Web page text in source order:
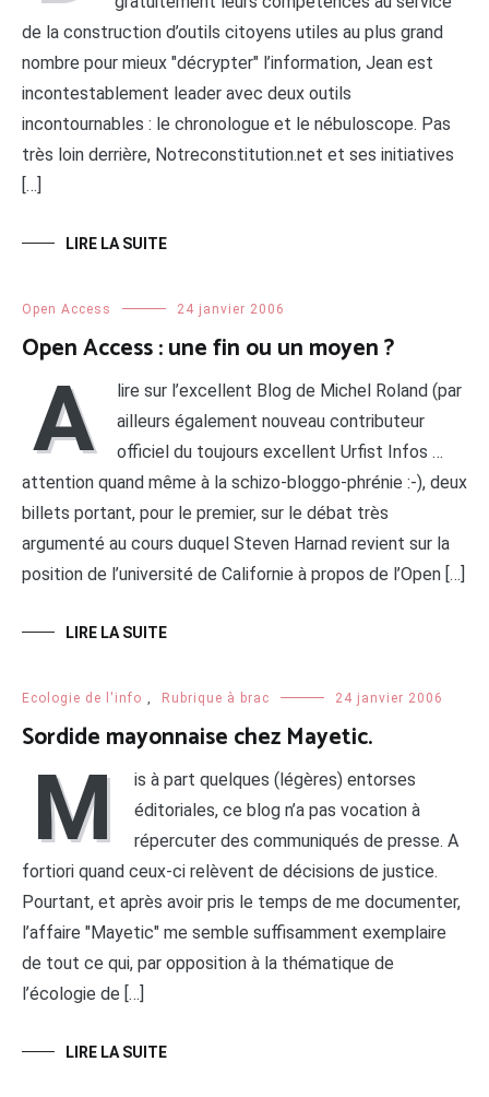
de la construction d’outils citoyens utiles au plus grand
nombre pour mieux "décrypter" l’information, Jean est
incontestablement leader avec deux outils
incontournables : le chronologue et le nébuloscope. Pas
très loin derrière, Notreconstitution.net et ses initiatives
[…]
LIRE LA SUITE
Open Access 24 janvier 2006
Open Access : une fin ou un moyen ?
A
lire sur l’excellent Blog de Michel Roland (par
ailleurs également nouveau contributeur
officiel du toujours excellent Urfist Infos …
attention quand même à la schizo-bloggo-phrénie :-), deux
billets portant, pour le premier, sur le débat très
argumenté au cours duquel Steven Harnad revient sur la
position de l’université de Californie à propos de l’Open […]
LIRE LA SUITE
Ecologie de l'info Rubrique à brac 24 janvier 2006
Sordide mayonnaise chez Mayetic.
M
is à part quelques (légères) entorses
éditoriales, ce blog n’a pas vocation à
répercuter des communiqués de presse. A
fortiori quand ceux-ci relèvent de décisions de justice.
Pourtant, et après avoir pris le temps de me documenter,
l’affaire "Mayetic" me semble suffisamment exemplaire
de tout ce qui, par opposition à la thématique de
l’écologie de […]
LIRE LA SUITE